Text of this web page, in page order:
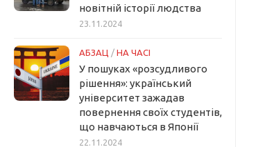
новітній історії людства
23.11.2024
АБЗАЦ / НА ЧАСІ
У пошуках «розсудливого
рішення»: український
університет зажадав
повернення своїх студентів,
що навчаються в Японії
22.11.2024